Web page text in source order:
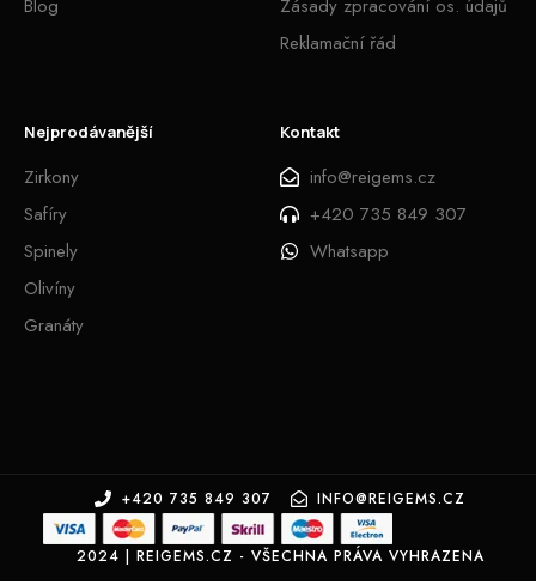
Blog
Zásady zpracování os. údajů
Reklamační řád
Nejprodávanější
Zirkony
Safíry
Spinely
Olivíny
Granáty
Kontakt
info@reigems.cz
+420 735 849 307
Whatsapp
+420 735 849 307 INFO@REIGEMS.CZ
2024 | REIGEMS.CZ - VŠECHNA PRÁVA VYHRAZENA